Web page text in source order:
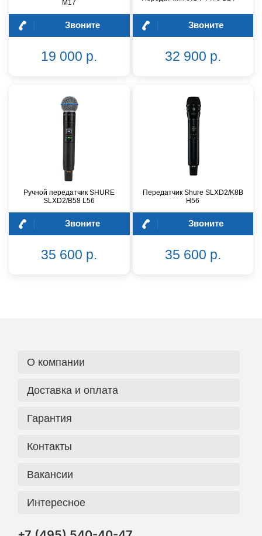
M17
Звоните
19 000 р.
Звоните
32 900 р.
Ручной передатчик SHURE
SLXD2/B58 L56
Звоните
35 600 р.
Передатчик Shure SLXD2/K8B
H56
Звоните
35 600 р.
О компании
Доставка и оплата
Гарантия
Контакты
Вакансии
Интересное